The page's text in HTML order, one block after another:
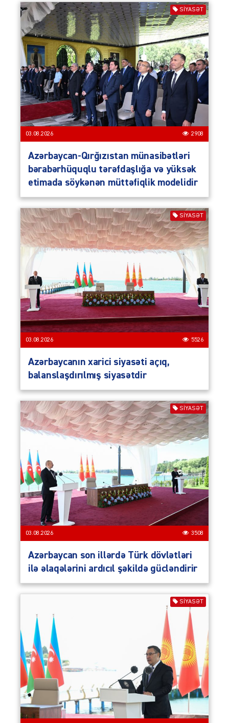
SIYASƏT
03.08.2026 2908
Azərbaycan-Qırğızıstan münasibətləri
bərabərhüquqlu tərəfdaşlığa və yüksək
etimada söykənən müttəfiqlik modelidir
SIYASƏT
03.08.2026 5526
Azərbaycanın xarici siyasəti açıq,
balanslaşdırılmış siyasətdir
SIYASƏT
03.08.2026 3508
Azərbaycan son illərdə Türk dövlətləri
ilə əlaqələrini ardıcıl şəkildə gücləndirir
SIYASƏT